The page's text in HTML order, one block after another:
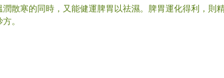
散寒的同時，又能健運脾胃以祛濕。脾胃運化得利，則
。